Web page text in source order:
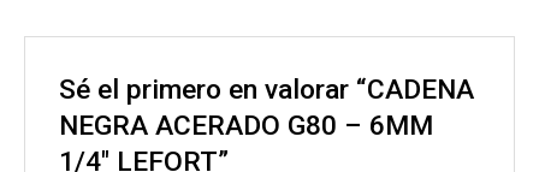
Sé el primero en valorar “CADENA
NEGRA ACERADO G80 – 6MM
1/4″ LEFORT”